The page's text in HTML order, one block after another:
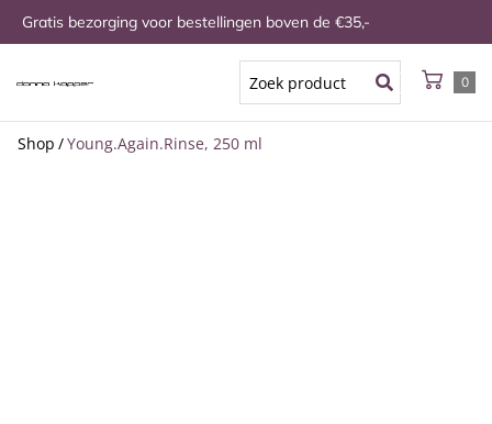
Gratis bezorging voor bestellingen boven de €35,-
0
Shop /Young.Again.Rinse, 250 ml